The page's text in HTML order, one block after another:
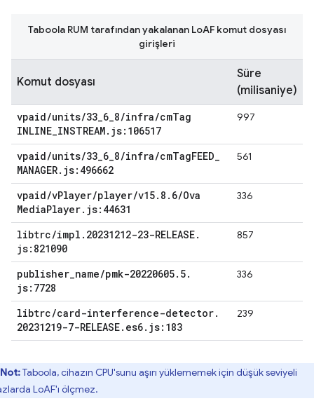
Komut dosyası
Süre
(milisaniye)
vpaid/units/33 6 8/infra/cmTag
INLINE INSTREAM. js:106517
997
vpaid/units/33 6 8/infra/cmTagFEED
MANAGER. js:496662
561
vpaid/vPlayer/player/v15. 8 . 6/Ova
MediaPlayer. js:44631
336
libtrc/impl . 20231212-23-RELEASE.
js:821090
857
publisher name/pmk-20220605. 5.
js:7728
336
libtrc/card-interference-detector.
20231219-7-RELEASE. es6. js:183
239
Taboola RUM tarafından yakalanan LoAF komut dosyası
girişleri
Not:Taboola, cihazın CPU'sunu aşırı yüklememek için düşük seviyeli
LoAF'ı ölçmez.